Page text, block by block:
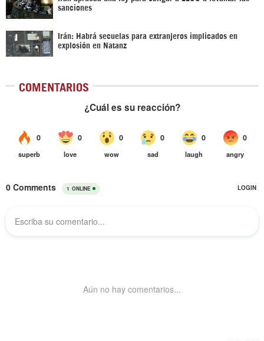
sanciones
Irán: Habrá secuelas para extranjeros implicados en
explosión en Natanz
COMENTARIOS